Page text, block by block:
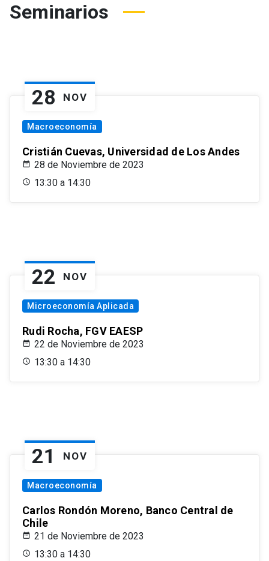
Seminarios
28 NOV
Macroeconomía
Cristián Cuevas, Universidad de Los Andes
28 de Noviembre de 2023
13:30 a 14:30
22 NOV
Microeconomía Aplicada
Rudi Rocha, FGV EAESP
22 de Noviembre de 2023
13:30 a 14:30
21 NOV
Macroeconomía
Carlos Rondón Moreno, Banco Central de
Chile
21 de Noviembre de 2023
13:30 a 14:30